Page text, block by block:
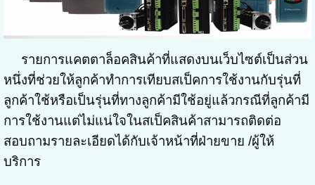
รายการแคตตาล็อคสินค้าที่แสดงบนเว็บไซต์เป็นส่วน
หนึ่งที่ช่วยให้ลูกค้าทำการเทียบสเป็คการใช้งานกับรุ่นที่
ลูกค้าใช้หรือเป็นรุ่นที่ทางลูกค้ามีใช้อยู่แล้วกรณีที่ลูกค้ามี
การใช้งานแต่ไม่แน่ใจในสเป็คสินค้าสามารถติดต่อ
สอบถามรายละเอียดได้กับเจ้าหน้าที่ฝ่ายขาย /ผู้ให้
บริการ